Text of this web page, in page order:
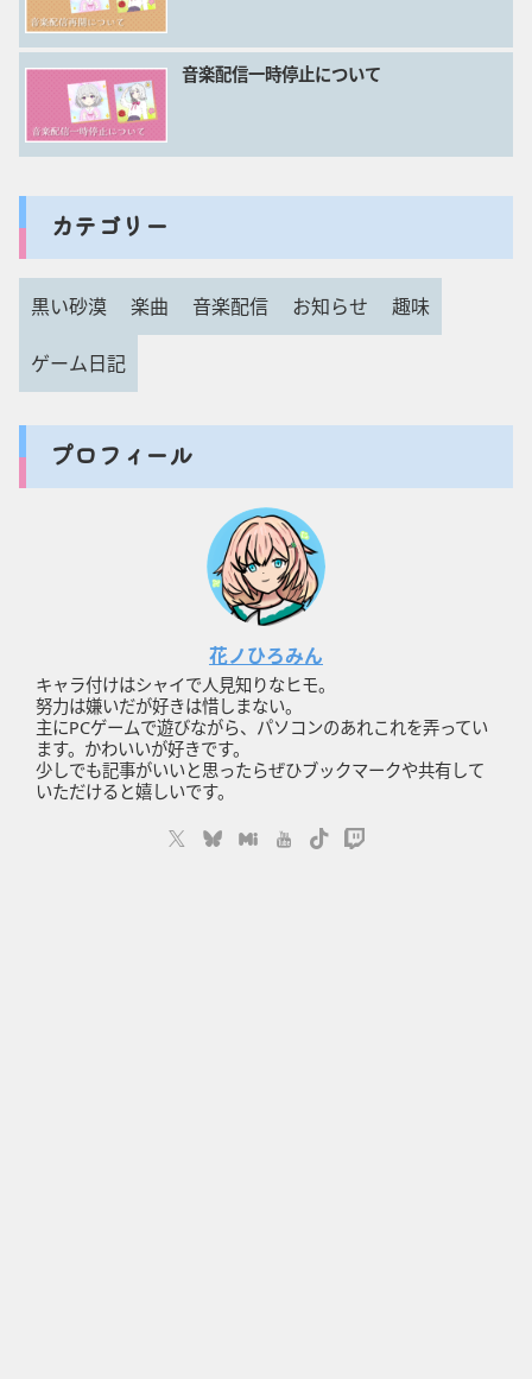
音楽配信一時停止について
カテゴリー
黒い砂漠 楽曲 音楽配信 お知らせ 趣味
ゲーム日記
プロフィール
花ノひろみん
キャラ付けはシャイで人見知りなヒモ。
努力は嫌いだが好きは惜しまない。
主にPCゲームで遊びながら、パソコンのあれこれを弄ってい
ます。かわいいが好きです。
少しでも記事がいいと思ったらぜひブックマークや共有して
いただけると嬉しいです。